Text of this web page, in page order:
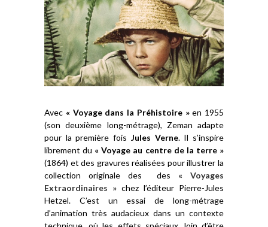
Avec « Voyage dans la Préhistoire »en 1955
(son deuxième long-métrage), Zeman adapte
pour la première fois Jules Verne. Il s’inspire
librement du « Voyage au centre de la terre »
(1864) et des gravures réalisées pour illustrer la
collection originale des des « Voyages
Extraordinaires » chez l’éditeur Pierre-Jules
Hetzel. C’est un essai de long-métrage
d’animation très audacieux dans un contexte